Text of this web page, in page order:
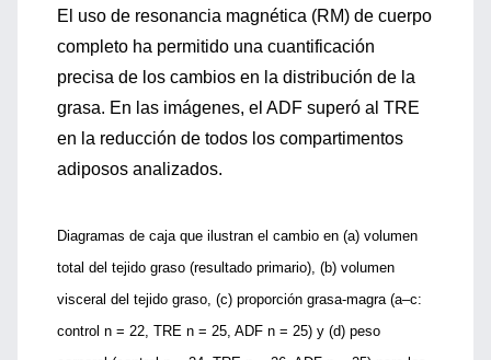
El uso de resonancia magnética (RM) de cuerpo
completo ha permitido una cuantificación
precisa de los cambios en la distribución de la
grasa. En las imágenes, el ADF superó al TRE
en la reducción de todos los compartimentos
adiposos analizados.
Diagramas de caja que ilustran el cambio en (a) volumen
total del tejido graso (resultado primario), (b) volumen
visceral del tejido graso, (c) proporción grasa-magra (a–c:
control n = 22, TRE n = 25, ADF n = 25) y (d) peso